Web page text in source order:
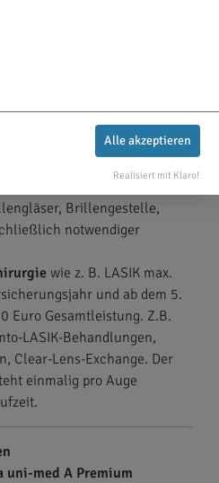
Homöopathie
uni-med A Premium
Brillengestelle,
notwendiger
wie z. B. LASIK max.
und ab dem 5.
Euro Gesamtleistung. Z.B.
LASIK-Behandlungen,
Clear-Lens-Exchange. Der
einmalig pro Auge
uni-med A Premium
Alle akzeptieren
Realisiert mit Klaro!